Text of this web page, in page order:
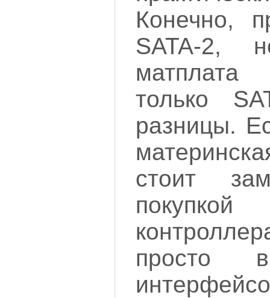
Конечно,
SATA-2,
матплата
только
разницы.
стоит
просто